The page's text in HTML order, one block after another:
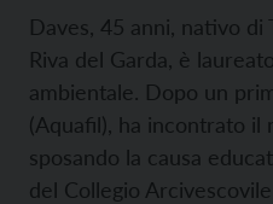
Daves, 45 anni, nativo
Riva del Garda, è
ambientale. Dopo un
(Aquafil), ha incontrato il
sposando la causa
del Collegio